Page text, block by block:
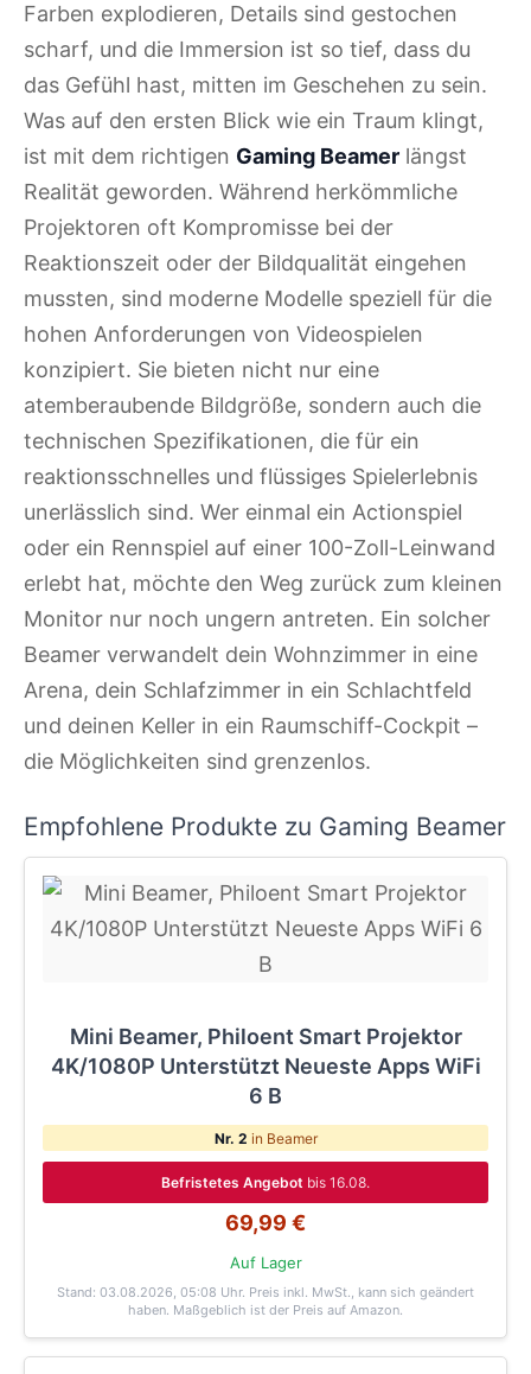
Farben explodieren, Details sind gestochen
scharf, und die Immersion ist so tief, dass du
das Gefühl hast, mitten im Geschehen zu sein.
Was auf den ersten Blick wie ein Traum klingt,
ist mit dem richtigen Gaming Beamer längst
Realität geworden. Während herkömmliche
Projektoren oft Kompromisse bei der
Reaktionszeit oder der Bildqualität eingehen
mussten, sind moderne Modelle speziell für die
hohen Anforderungen von Videospielen
konzipiert. Sie bieten nicht nur eine
atemberaubende Bildgröße, sondern auch die
technischen Spezifikationen, die für ein
reaktionsschnelles und flüssiges Spielerlebnis
unerlässlich sind. Wer einmal ein Actionspiel
oder ein Rennspiel auf einer 100-Zoll-Leinwand
erlebt hat, möchte den Weg zurück zum kleinen
Monitor nur noch ungern antreten. Ein solcher
Beamer verwandelt dein Wohnzimmer in eine
Arena, dein Schlafzimmer in ein Schlachtfeld
und deinen Keller in ein Raumschiff-Cockpit –
die Möglichkeiten sind grenzenlos.
Empfohlene Produkte zu Gaming Beamer
Mini Beamer, Philoent Smart Projektor
4K/1080P Unterstützt Neueste Apps WiFi
6 B
Nr. 2 in Beamer
Befristetes Angebot bis 16.08.
69,99 €
Auf Lager
Stand: 03.08.2026, 05:08 Uhr. Preis inkl. MwSt., kann sich geändert
haben. Maßgeblich ist der Preis auf Amazon.